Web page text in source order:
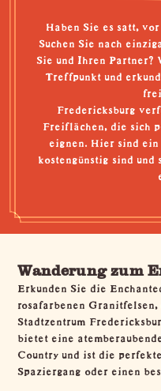
Haben Sie es satt,
Suchen Sie nach
Sie und Ihren Partner?
Treffpunkt und
Fredericksburg
Freiflächen, die sich
eignen. Hier sind
kostengünstig sind
Wanderung zum
Erkunden Sie die
rosafarbenen
Stadtzentrum
bietet eine
Country und ist die
Spaziergang oder einen